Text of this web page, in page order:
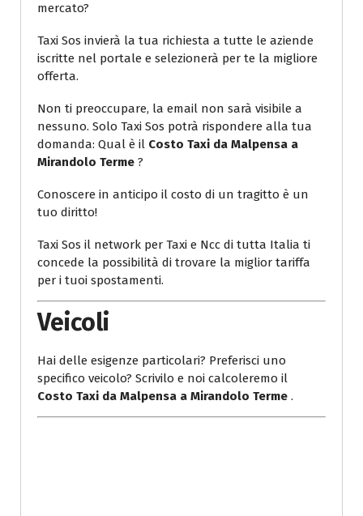
mercato?
Taxi Sos invierà la tua richiesta a tutte le aziende
iscritte nel portale e selezionerà per te la migliore
offerta.
Non ti preoccupare, la email non sarà visibile a
nessuno. Solo Taxi Sos potrà rispondere alla tua
domanda: Qual è il Costo Taxi da Malpensa a
Mirandolo Terme ?
Conoscere in anticipo il costo di un tragitto è un
tuo diritto!
Taxi Sos il network per Taxi e Ncc di tutta Italia ti
concede la possibilità di trovare la miglior tariffa
per i tuoi spostamenti.
Veicoli
Hai delle esigenze particolari? Preferisci uno
specifico veicolo? Scrivilo e noi calcoleremo il
Costo Taxi da Malpensa a Mirandolo Terme .